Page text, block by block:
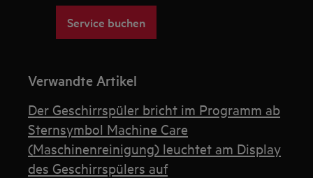
Service buchen
Verwandte Artikel
Der Geschirrspüler bricht im Programm ab
Sternsymbol Machine Care
(Maschinenreinigung) leuchtet am Display
des Geschirrspülers auf